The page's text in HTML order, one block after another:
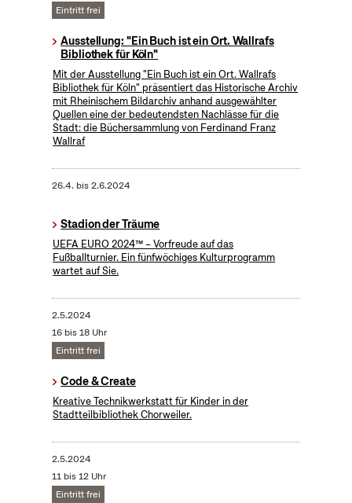
Eintritt frei
Ausstellung: "Ein Buch ist ein Ort. Wallrafs
Bibliothek für Köln"
Mit der Ausstellung "Ein Buch ist ein Ort. Wallrafs
Bibliothek für Köln" präsentiert das Historische Archiv
mit Rheinischem Bildarchiv anhand ausgewählter
Quellen eine der bedeutendsten Nachlässe für die
Stadt: die Büchersammlung von Ferdinand Franz
Wallraf
26.4. bis2.6.2024
Stadion der Träume
UEFA EURO 2024™ – Vorfreude auf das
Fußballturnier. Ein fünfwöchiges Kulturprogramm
wartet auf Sie.
2.5.2024
16 bis 18 Uhr
Eintritt frei
Code & Create
Kreative Technikwerkstatt für Kinder in der
Stadtteilbibliothek Chorweiler.
2.5.2024
11 bis 12 Uhr
Eintritt frei